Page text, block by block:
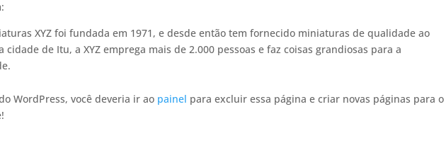
XYZ foi fundada em 1971, e desde então tem fornecido miniaturas de qualidade ao
cidade de Itu, a XYZ emprega mais de 2.000 pessoas e faz coisas grandiosas para a
WordPress, você deveria ir ao painel para excluir essa página e criar novas páginas para o